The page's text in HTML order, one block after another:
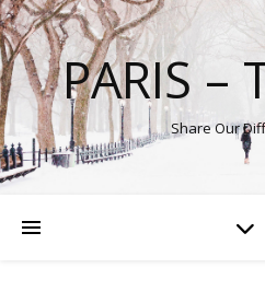
PARIS –
Share Our